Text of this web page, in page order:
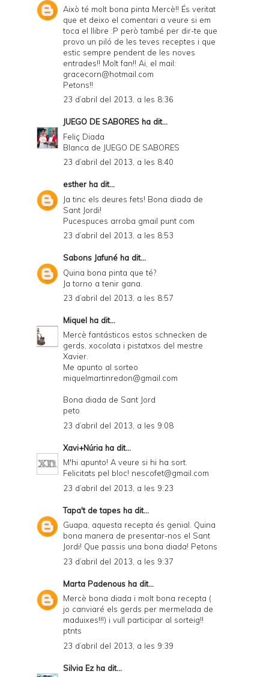
Això té molt bona pinta Mercè!! És veritat
que et deixo el comentari a veure si em
toca el llibre :P però també per dir-te que
provo un piló de les teves receptes i que
estic sempre pendent de les noves
entrades!! Molt fan!! Ai, el mail:
gracecorn@hotmail.com
Petons!!
23 d’abril del 2013, a les 8:36
JUEGO DE SABORES ha dit...
Feliç Diada
Blanca de JUEGO DE SABORES
23 d’abril del 2013, a les 8:40
esther ha dit...
Ja tinc els deures fets! Bona diada de
Sant Jordi!
Pucespuces arroba gmail punt com
23 d’abril del 2013, a les 8:53
Sabons Jafuné ha dit...
Quina bona pinta que té?
Ja torno a tenir gana.
23 d’abril del 2013, a les 8:57
Miquel ha dit...
Mercè fantásticos estos schnecken de
gerds, xocolata i pistatxos del mestre
Xavier.
Me apunto al sorteo
miquelmartinredon@gmail.com
Bona diada de Sant Jord
peto
23 d’abril del 2013, a les 9:08
Xavi+Núria ha dit...
M'hi apunto! A veure si hi ha sort.
Felicitats pel bloc! nescofet@gmail.com
23 d’abril del 2013, a les 9:23
Tapa't de tapes ha dit...
Guapa, aquesta recepta és genial. Quina
bona manera de presentar-nos el Sant
Jordi! Que passis una bona diada! Petons
23 d’abril del 2013, a les 9:37
Marta Padenous ha dit...
Mercè bona diada i molt bona recepta (
jo canviaré els gerds per mermelada de
maduixes!!!) i vull participar al sorteig!!
ptnts
23 d’abril del 2013, a les 9:39
Silvia Ez ha dit...